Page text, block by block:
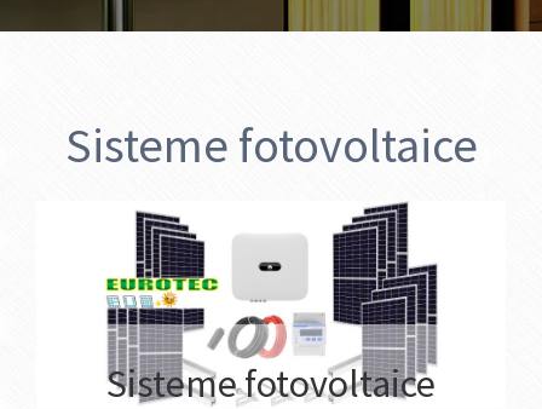
Sisteme fotovoltaice
Sisteme fotovoltaice